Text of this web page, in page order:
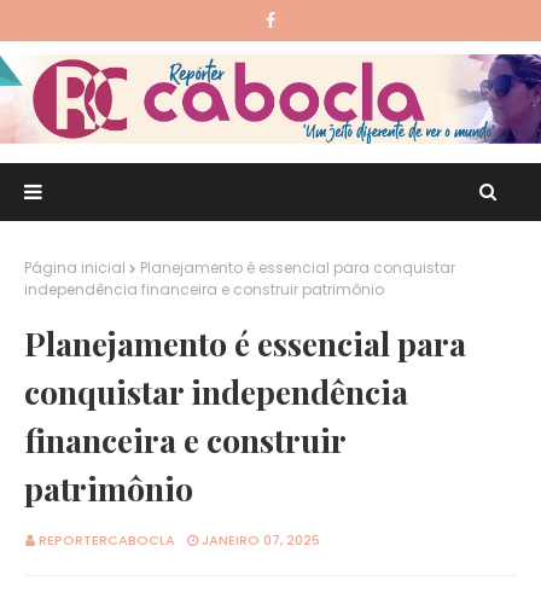
Página inicial
Planejamento é essencial para conquistar
independência financeira e construir patrimônio
Planejamento é essencial para
conquistar independência
financeira e construir
patrimônio
REPORTERCABOCLA JANEIRO 07, 2025